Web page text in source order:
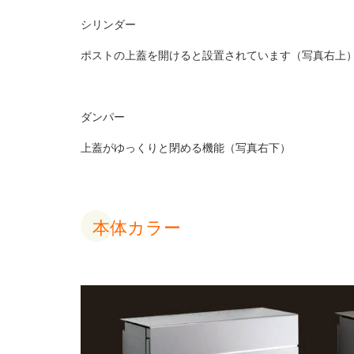
シリンダー
ポストの上蓋を開けると設置されています（写真右上
ダンパー
上蓋がゆっくりと閉める機能（写真右下）
本体カラー